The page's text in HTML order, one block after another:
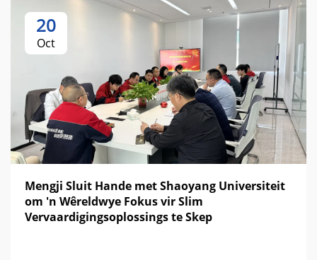
20
Oct
Mengji Sluit Hande met Shaoyang Universiteit
om 'n Wêreldwye Fokus vir Slim
Vervaardigingsoplossings te Skep